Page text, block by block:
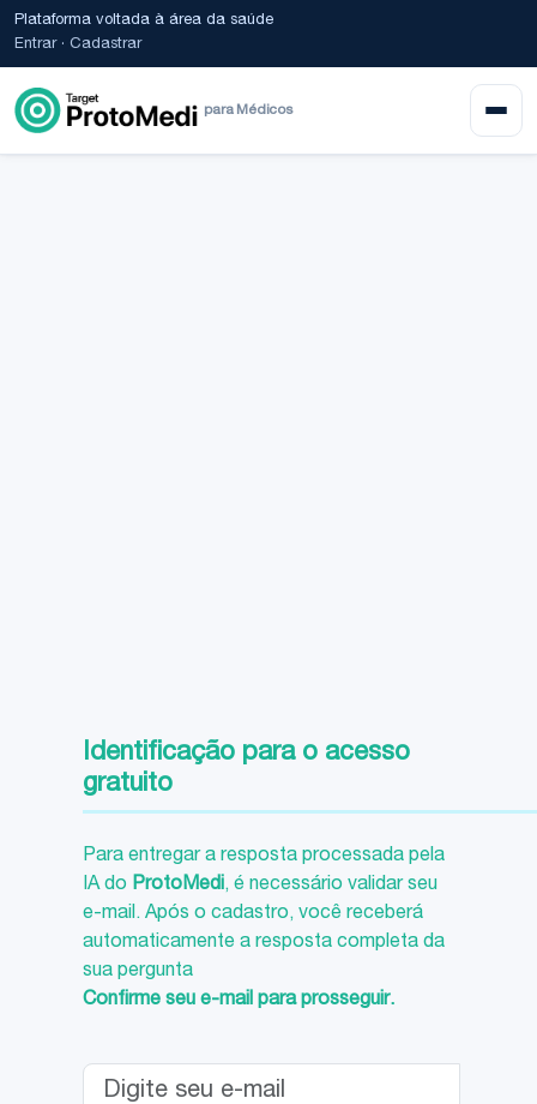
Plataforma voltada à área da saúde
Entrar· Cadastrar
para Médicos
Identificação para o acesso
gratuito
Para entregar a resposta processada pela
IA do ProtoMedi, é necessário validar seu
e-mail. Após o cadastro, você receberá
automaticamente a resposta completa da
sua pergunta
Confirme seu e-mail para prosseguir.